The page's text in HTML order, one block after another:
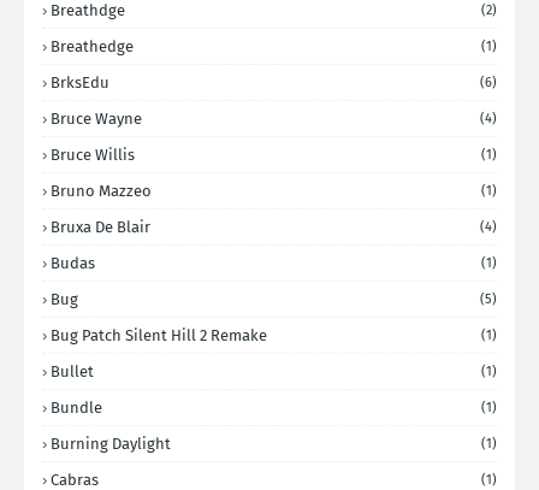
Breathdge (2)
Breathedge (1)
BrksEdu (6)
Bruce Wayne (4)
Bruce Willis (1)
Bruno Mazzeo (1)
Bruxa De Blair (4)
Budas (1)
Bug (5)
Bug Patch Silent Hill 2 Remake (1)
Bullet (1)
Bundle (1)
Burning Daylight (1)
Cabras (1)